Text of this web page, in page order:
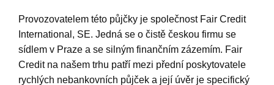
Provozovatelem této půjčky je společnost Fair Credit
International, SE. Jedná se o čistě českou firmu se
sídlem v Praze a se silným finančním zázemím. Fair
Credit na našem trhu patří mezi přední poskytovatele
rychlých nebankovních půjček a její úvěr je specifický